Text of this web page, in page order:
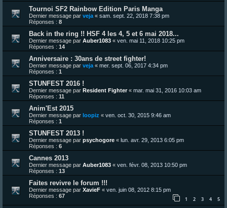
Tournoi SF2 Rainbow Edition Paris Manga
Dernier message par veja « sam. sept. 22, 2018 7:38 pm
Réponses : 8
Back in the ring !! HSF 4 les 4, 5 et 6 mai 2018...
Dernier message par Auber1083 « ven. mai 11, 2018 10:25 pm
Réponses : 14
Anniversaire : 30ans de street fighter!
Dernier message par veja « mer. sept. 06, 2017 4:34 pm
Réponses : 1
STUNFEST 2016 !
Dernier message par Resident Fighter« mar. mai 31, 2016 10:03 am
Réponses : 11
Anim'Est 2015
Dernier message par loopiz « ven. oct. 30, 2015 9:46 am
Réponses : 1
STUNFEST 2013 !
Dernier message par psychogore « lun. avr. 29, 2013 6:05 pm
Réponses : 6
Cannes 2013
Dernier message par Auber1083 « ven. févr. 08, 2013 10:50 pm
Réponses : 13
Faites revivre le forum !!!
Dernier message par XavieF « ven. juin 08, 2012 8:15 pm
Réponses : 67 1 2 3 4 5